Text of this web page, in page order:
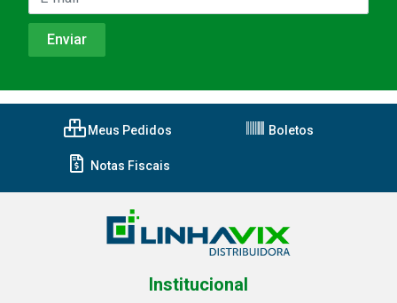
Meus Pedidos Boletos
Notas Fiscais
Institucional